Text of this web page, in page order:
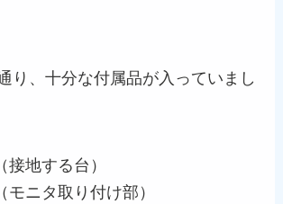
り、十分な付属品が入っていまし
接地する台）
モニタ取り付け部）